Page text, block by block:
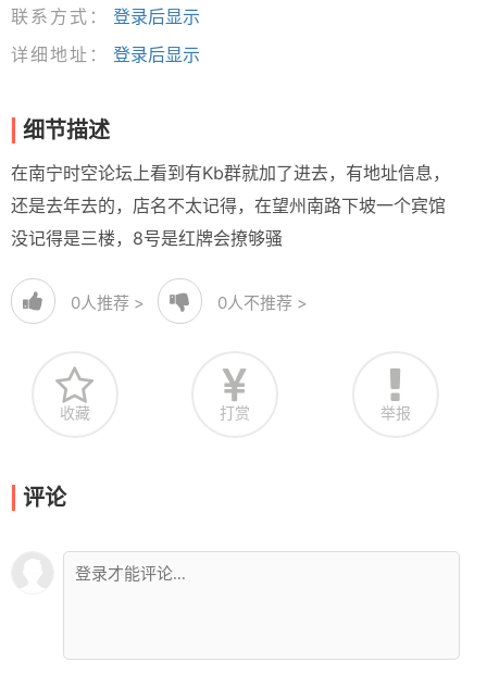
联系方式：
登录后显示
详细地址：
登录后显示
细节描述
在南宁时空论坛上看到有Kb群就加了进去，有地址信息，
还是去年去的，店名不太记得，在望州南路下坡一个宾馆
没记得是三楼，8号是红牌会撩够骚
0人推荐 > 0人不推荐 >
收藏 打赏 举报
评论